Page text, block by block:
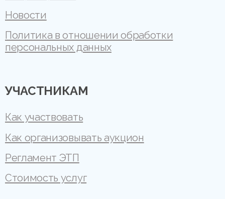
Новости
Политика в отношении обработки
персональных данных
УЧАСТНИКАМ
Как участвовать
Как организовывать аукцион
Регламент ЭТП
Стоимость услуг